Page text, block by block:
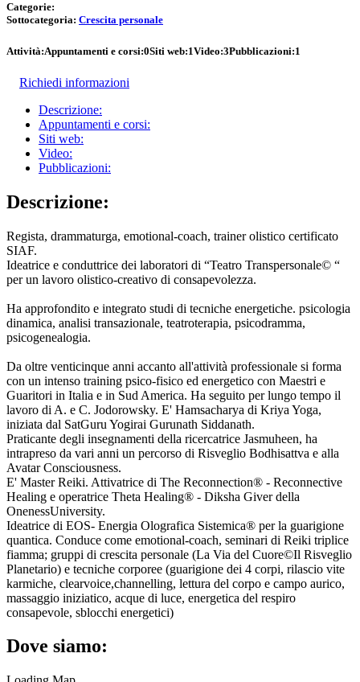
Categorie:
Sottocategoria: Crescita personale
Attività:Appuntamenti e corsi:0Siti web:1Video:3Pubblicazioni:1
Richiedi informazioni
Descrizione:
Appuntamenti e corsi:
Siti web:
Video:
Pubblicazioni:
Descrizione:
Regista, drammaturga, emotional-coach, trainer olistico certificato
SIAF.
Ideatrice e conduttrice dei laboratori di “Teatro Transpersonale© “
per un lavoro olistico-creativo di consapevolezza.
Ha approfondito e integrato studi di tecniche energetiche. psicologia
dinamica, analisi transazionale, teatroterapia, psicodramma,
psicogenealogia.
Da oltre venticinque anni accanto all'attività professionale si forma
con un intenso training psico-fisico ed energetico con Maestri e
Guaritori in Italia e in Sud America. Ha seguito per lungo tempo il
lavoro di A. e C. Jodorowsky. E' Hamsacharya di Kriya Yoga,
iniziata dal SatGuru Yogirai Gurunath Siddanath.
Praticante degli insegnamenti della ricercatrice Jasmuheen, ha
intrapreso da vari anni un percorso di Risveglio Bodhisattva e alla
Avatar Consciousness.
E' Master Reiki. Attivatrice di The Reconnection® - Reconnective
Healing e operatrice Theta Healing® - Diksha Giver della
OnenessUniversity.
Ideatrice di EOS- Energia Olografica Sistemica® per la guarigione
quantica. Conduce come emotional-coach, seminari di Reiki triplice
fiamma; gruppi di crescita personale (La Via del Cuore©Il Risveglio
Planetario) e tecniche corporee (guarigione dei 4 corpi, rilascio vite
karmiche, clearvoice,channelling, lettura del corpo e campo aurico,
massaggio iniziatico, acque di luce, energetica del respiro
consapevole, sblocchi energetici)
Dove siamo: